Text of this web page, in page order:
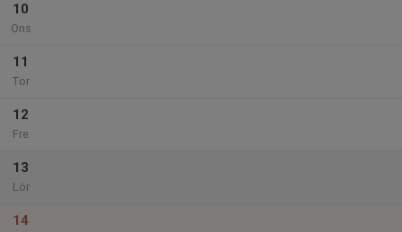
10
Ons
11
Tor
12
Fre
13
Lör
14